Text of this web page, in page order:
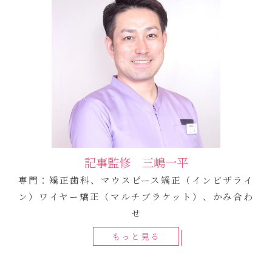
記事監修 三嶋一平
専門：矯正歯科、マウスピース矯正（インビザライ
ン）ワイヤー矯正（マルチブラケット）、かみ合わ
せ
もっと見る